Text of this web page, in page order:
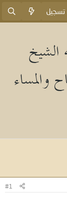
تسجيل
والمساء
#1